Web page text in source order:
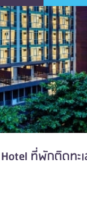
ที่พักติดทะ